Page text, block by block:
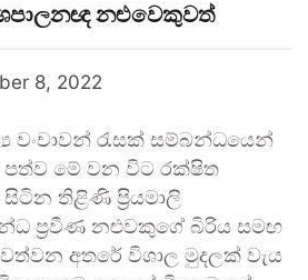
නළුවෙකුවත්
8, 2022
වංචාවන් රැසක් සම්බන්ධයෙන්
පත්ව මේ වන විට රක්ෂිත
තිළිණි ප්‍රියමාලි
ප්‍රවීණ නළුවකුගේ බිරිය සමඟ
අතරේ විශාල මුදලක් වැය